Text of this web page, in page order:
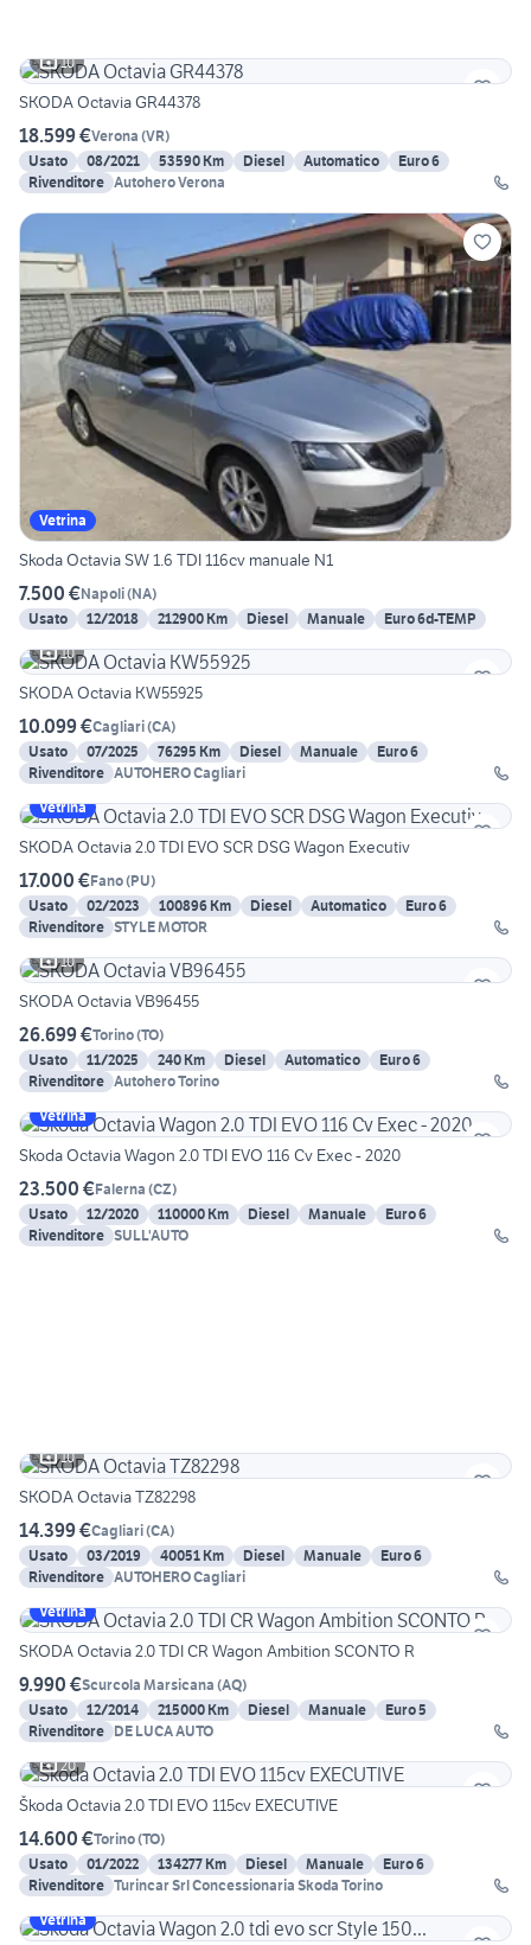
10
SKODA Octavia GR44378
18.599 €Verona (VR)
Usato
08/2021 53590 Km Diesel Automatico
Euro 6
Rivenditore Autohero Verona
Vetrina
Skoda Octavia SW 1.6 TDI 116cv manuale N1
7.500 €Napoli(NA)
Usato
12/2018 212900 Km Diesel Manuale
Euro 6d-TEMP
10
SKODA Octavia KW55925
10.099 €Cagliari(CA)
Usato
07/2025 76295 Km Diesel Manuale
Euro 6
Rivenditore AUTOHERO Cagliari
Vetrina
SKODA Octavia 2.0 TDI EVO SCR DSG Wagon Executiv
17.000 €Fano(PU)
Usato
02/2023 100896 Km Diesel Automatico
Euro 6
Rivenditore STYLE MOTOR
10
SKODA Octavia VB96455
26.699 €Torino(TO)
Usato
11/2025 240 Km Diesel Automatico
Euro 6
Rivenditore Autohero Torino
Vetrina
Skoda Octavia Wagon 2.0 TDI EVO 116 Cv Exec - 2020
23.500 €Falerna (CZ)
Usato
12/2020 110000 Km Diesel Manuale
Euro 6
Rivenditore SULL'AUTO
10
SKODA Octavia TZ82298
14.399 €Cagliari(CA)
Usato
03/2019 40051 Km Diesel Manuale
Euro 6
Rivenditore AUTOHERO Cagliari
Vetrina
SKODA Octavia 2.0 TDI CR Wagon Ambition SCONTO R
9.990 €Scurcola Marsicana (AQ)
Usato
12/2014 215000 Km Diesel Manuale
Euro 5
Rivenditore DE LUCA AUTO
20
Škoda Octavia 2.0 TDI EVO 115cv EXECUTIVE
14.600 €Torino(TO)
Usato
01/2022 134277 Km Diesel Manuale
Euro 6
Rivenditore Turincar Srl Concessionaria Skoda Torino
Vetrina